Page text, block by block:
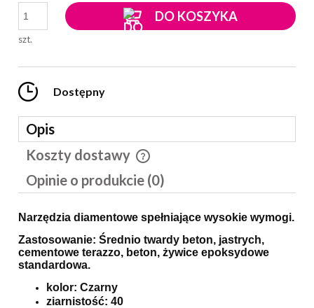
szt.
DO KOSZYKA
Dostępny
Opis
Koszty dostawy
Cena nie zawiera ewentualnych kosztów płatności
Opinie o produkcie (0)
Narzędzia diamentowe spełniające wysokie wymogi.
Zastosowanie: Średnio twardy beton, jastrych,
cementowe terazzo, beton, żywice epoksydowe
standardowa.
kolor: Czarny
ziarnistość: 40